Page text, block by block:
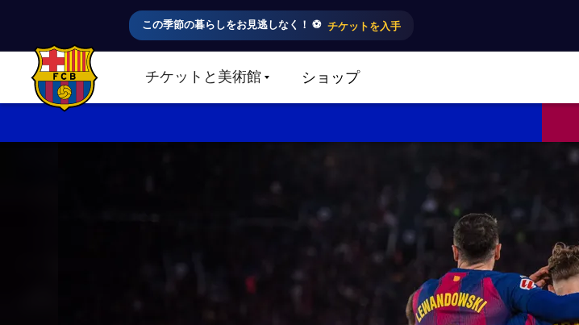
この季節の暮らしをお見逃しなく！ ⚽️ チケットを入手
FC Barcelona club badge チケットと美術館LABEL.SHARE.CARETDOWNショップ